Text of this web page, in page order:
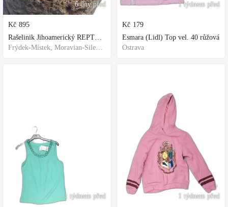
6 dny před
Kč 895
Rašelinik Jihoamerický REPTER - 5 balení - 500g -
Frýdek-Místek, Moravian-Silesian Region,Others
1 týdnem před
1 týdnem před
Kč 179
Esmara (Lidl) Top vel. 40 růžová
Ostrava
1 týdnem před